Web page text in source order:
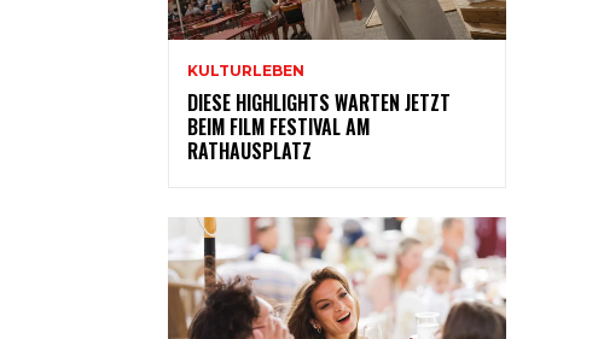
KULTURLEBEN
DIESE HIGHLIGHTS WARTEN JETZT
BEIM FILM FESTIVAL AM
RATHAUSPLATZ